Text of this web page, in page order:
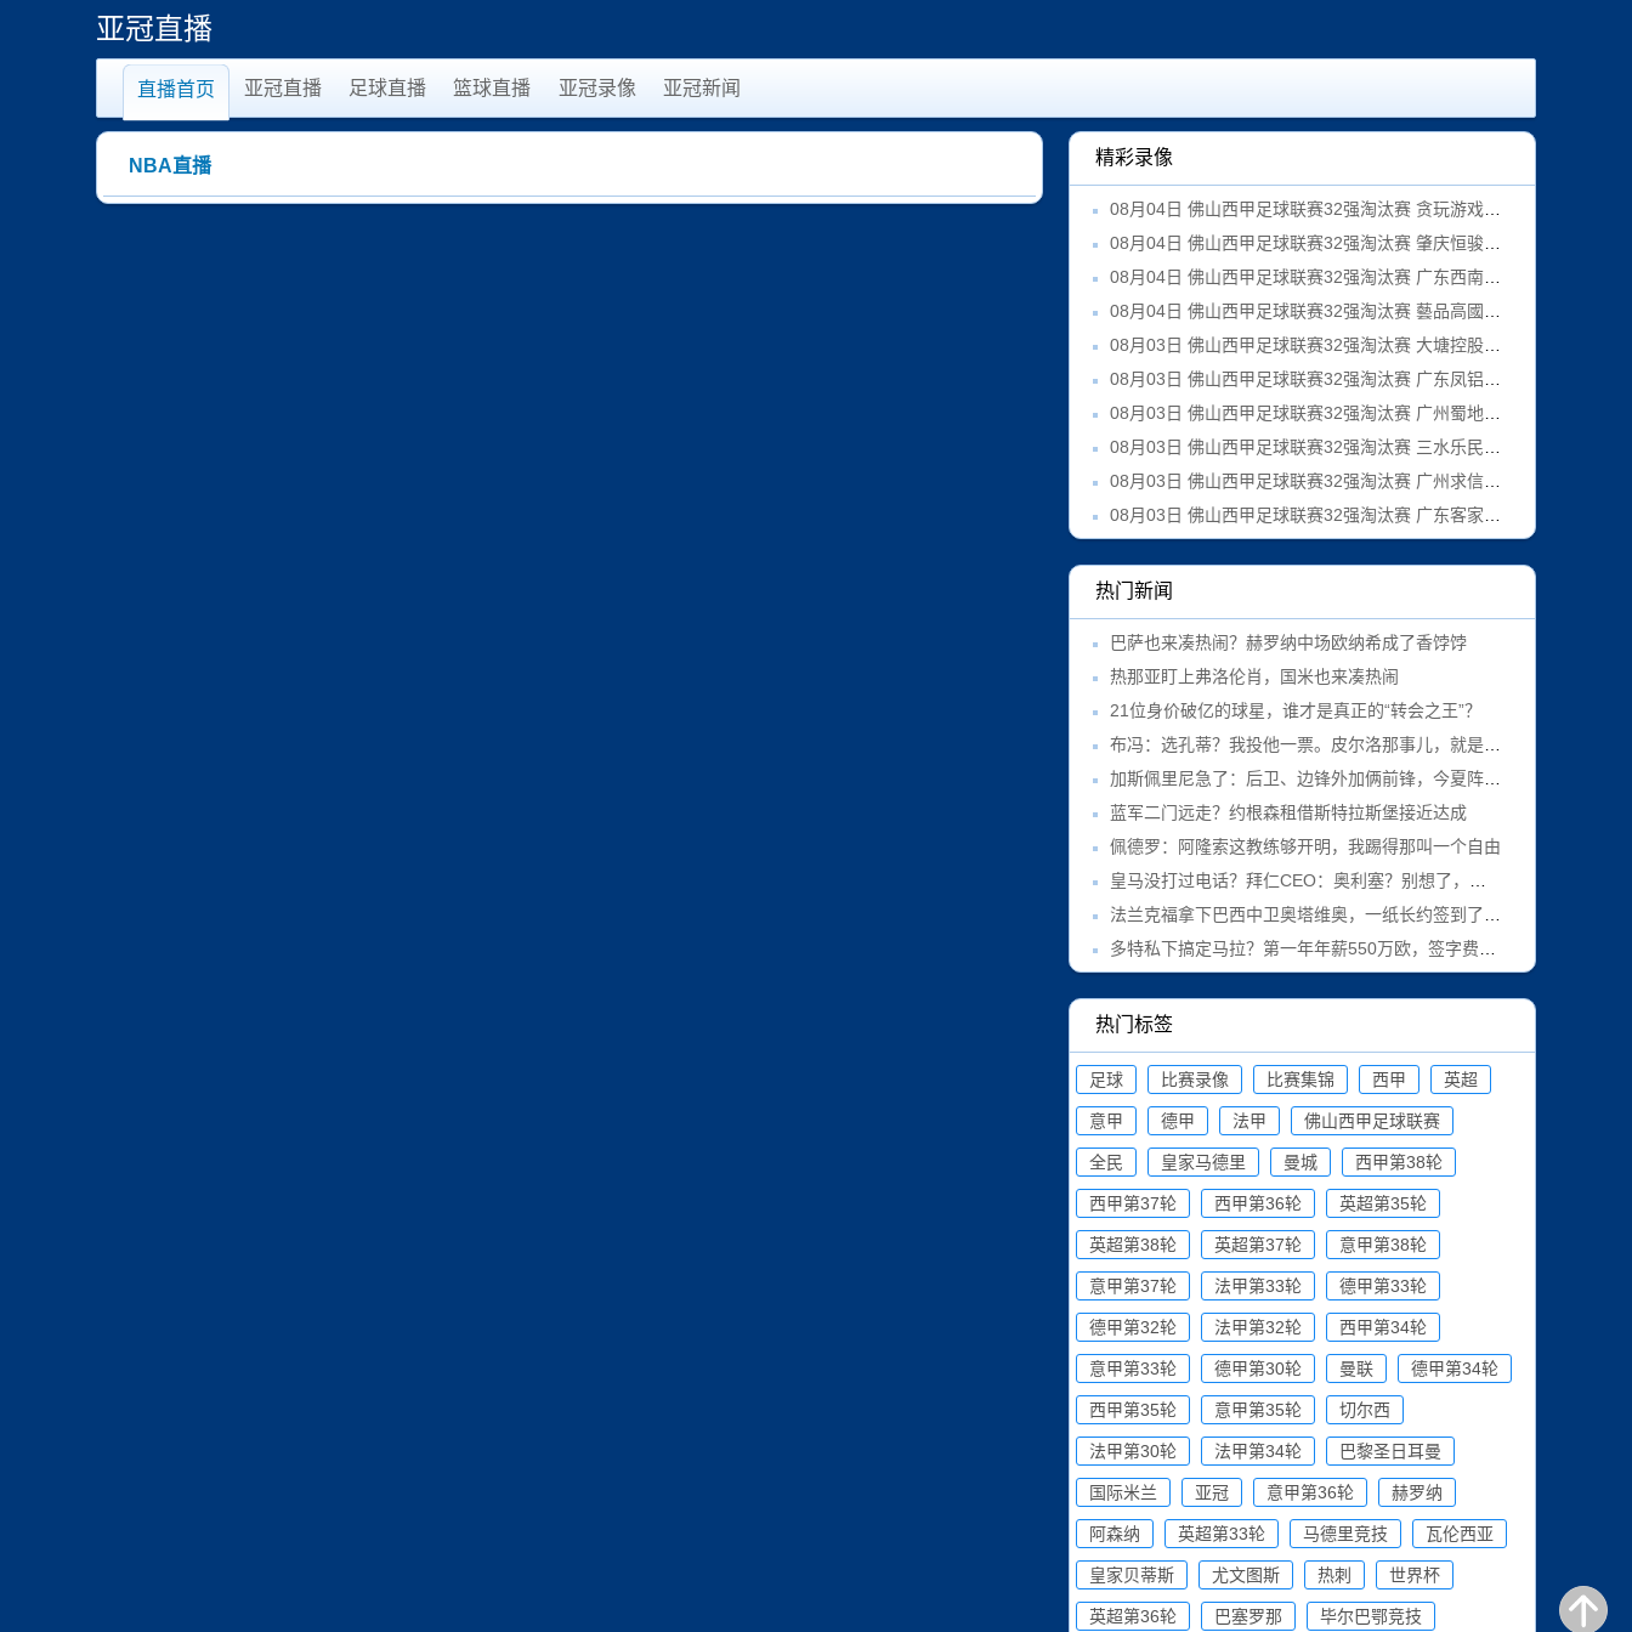
亚冠直播
直播首页 亚冠直播 足球直播 篮球直播 亚冠录像 亚冠新闻
NBA直播 精彩录像
08月04日 佛山西甲足球联赛32强淘汰赛 贪玩游戏 VS 美的薪火 全场录像
08月04日 佛山西甲足球联赛32强淘汰赛 肇庆恒骏成 VS 三七互娱 全场录像
08月04日 佛山西甲足球联赛32强淘汰赛 广东西南建设 VS 香港圣徒 全场录像
08月04日 佛山西甲足球联赛32强淘汰赛 藝品高國際 VS 湛江狂狼·粵辉能源 全场录像
08月03日 佛山西甲足球联赛32强淘汰赛 大塘控股 VS 茂名市点都得 全场录像
08月03日 佛山西甲足球联赛32强淘汰赛 广东凤铝 VS 湛江八部科技 全场录像
08月03日 佛山西甲足球联赛32强淘汰赛 广州蜀地红 VS 广州戴拿模 全场录像
08月03日 佛山西甲足球联赛32强淘汰赛 三水乐民兴健力宝 VS 中国澳门澳科精英 全场录像
08月03日 佛山西甲足球联赛32强淘汰赛 广州求信 VS 顺德新青年 全场录像
08月03日 佛山西甲足球联赛32强淘汰赛 广东客家青年 VS 广州英华思力U17 全场录像
热门新闻
巴萨也来凑热闹？赫罗纳中场欧纳希成了香饽饽
热那亚盯上弗洛伦肖，国米也来凑热闹
21位身价破亿的球星，谁才是真正的“转会之王”？
布冯：选孔蒂？我投他一票。皮尔洛那事儿，就是政治操作
加斯佩里尼急了：后卫、边锋外加俩前锋，今夏阵容必须补
蓝军二门远走？约根森租借斯特拉斯堡接近达成
佩德罗：阿隆索这教练够开明，我踢得那叫一个自由
皇马没打过电话？拜仁CEO：奥利塞？别想了，他肯定留队！
法兰克福拿下巴西中卫奥塔维奥，一纸长约签到了2031年
多特私下搞定马拉？第一年年薪550万欧，签字费也谈妥了
热门标签
足球 比赛录像 比赛集锦 西甲 英超
意甲 德甲 法甲 佛山西甲足球联赛
全民 皇家马德里 曼城 西甲第38轮
西甲第37轮 西甲第36轮 英超第35轮
英超第38轮 英超第37轮 意甲第38轮
意甲第37轮 法甲第33轮 德甲第33轮
德甲第32轮 法甲第32轮 西甲第34轮
意甲第33轮 德甲第30轮 曼联 德甲第34轮
西甲第35轮 意甲第35轮 切尔西
法甲第30轮 法甲第34轮 巴黎圣日耳曼
国际米兰 亚冠 意甲第36轮 赫罗纳
阿森纳 英超第33轮 马德里竞技 瓦伦西亚
皇家贝蒂斯 尤文图斯 热刺 世界杯
英超第36轮 巴塞罗那 毕尔巴鄂竞技